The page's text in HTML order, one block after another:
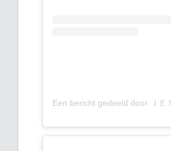
Een bericht gedeeld door ＪＥ